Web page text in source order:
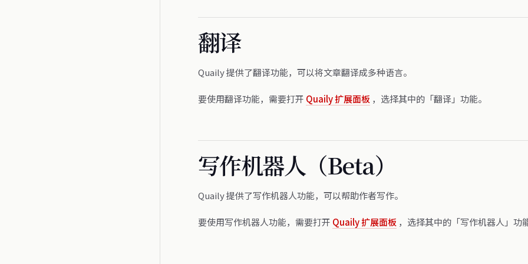
翻译
Quaily 提供了翻译功能，可以将文章翻译成多种语言。
要使用翻译功能，需要打开 Quaily 扩展面板 ，选择其中的「翻译」功能。
写作机器人（Beta）
Quaily 提供了写作机器人功能，可以帮助作者写作。
要使用写作机器人功能，需要打开 Quaily 扩展面板 ，选择其中的「写作机器人」功